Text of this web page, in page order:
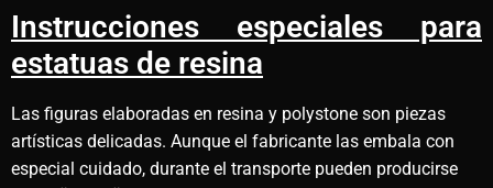
Instrucciones especiales para
estatuas de resina
Las figuras elaboradas en resina y polystone son piezas
artísticas delicadas. Aunque el fabricante las embala con
especial cuidado, durante el transporte pueden producirse